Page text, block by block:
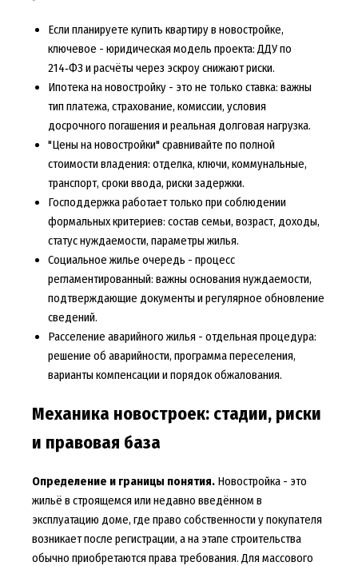
Если планируете купить квартиру в новостройке,
ключевое - юридическая модель проекта: ДДУ по
214‑ФЗ и расчёты через эскроу снижают риски.
Ипотека на новостройку - это не только ставка: важны
тип платежа, страхование, комиссии, условия
досрочного погашения и реальная долговая нагрузка.
"Цены на новостройки" сравнивайте по полной
стоимости владения: отделка, ключи, коммунальные,
транспорт, сроки ввода, риски задержки.
Господдержка работает только при соблюдении
формальных критериев: состав семьи, возраст, доходы,
статус нуждаемости, параметры жилья.
Социальное жилье очередь - процесс
регламентированный: важны основания нуждаемости,
подтверждающие документы и регулярное обновление
сведений.
Расселение аварийного жилья - отдельная процедура:
решение об аварийности, программа переселения,
варианты компенсации и порядок обжалования.
Механика новостроек: стадии, риски
и правовая база
Определение и границы понятия.Новостройка - это
жильё в строящемся или недавно введённом в
эксплуатацию доме, где право собственности у покупателя
возникает после регистрации, а на этапе строительства
обычно приобретаются права требования. Для массового